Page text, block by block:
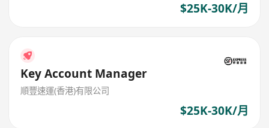
$25K-30K/月
Key Account Manager
順豐速運(香港)有限公司
$25K-30K/月